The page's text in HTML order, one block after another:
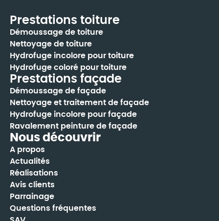
Prestations toiture
Démoussage de toiture
Nettoyage de toiture
Hydrofuge incolore pour toiture
Hydrofuge coloré pour toiture
Prestations façade
Démoussage de façade
Nettoyage et traitement de façade
Hydrofuge incolore pour façade
Ravalement peinture de façade
Nous découvrir
A propos
Actualités
Réalisations
Avis clients
Parrainage
Questions fréquentes